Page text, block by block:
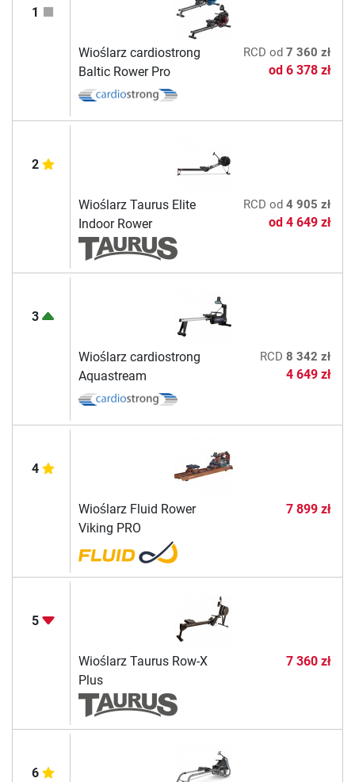
1
Wioślarz cardiostrong
Baltic Rower Pro
RCD od 7 360 zł
od 6 378 zł
2
Wioślarz Taurus Elite
Indoor Rower
RCD od 4 905 zł
od 4 649 zł
3
Wioślarz cardiostrong
Aquastream
RCD 8 342 zł
4 649 zł
4
Wioślarz Fluid Rower
Viking PRO
7 899 zł
5
Wioślarz Taurus Row-X
Plus
7 360 zł
6